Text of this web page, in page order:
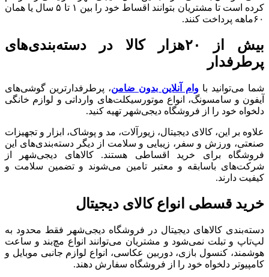
کرده است تا مشتریان بتوانند اقساط خود را بین ۱ تا ۵ سال یا همان
۶۰ماهه پرداخت کنند.
بیش از ۲۰هزار کالا در دسته‌بندی‌های
پرطرفدار
شما می‌توانید با وام آنلاین بدون ضامن، پرطرفدارترین گوشی‌های
آیفون و سامسونگ، انواع موتورسیکلت‌‌های وارداتی و لوازم خانگی
دلخواه خود را از فروشگاه دیجی‌شهر تهیه کنید.
علاوه بر این، کالای دیجیتال، زیورآلات، مد و پوشاک، ابزار و تجهیزات
صنعتی، ورزش و سفر، زیبایی و سلامت از دیگر دسته‌بندی‌های این
فروشگاه برای خرید اقساطی هستند. کالاهای دیجی‌شهر از
شرکت‌های باسابقه و معتبر تامین می‌شوند و تضمین‌ سلامت و
کیفیت دارند.
خرید قسطی انواع کالای دیجیتال
دسته‌بندی کالاهای دیجیتال در فروشگاه دیجی‌شهر فقط محدود به
لپ‌تاپ و تبلت‌ نمی‌شود و مشتریان می‌توانند انواع مچ‌بند و ساعت
هوشمند، کنسول بازی، دوربین عکاسی، انواع لوازم جانبی موبایل و
کامپیوتر دلخواه خود را از فروشگاه سفارش دهند.